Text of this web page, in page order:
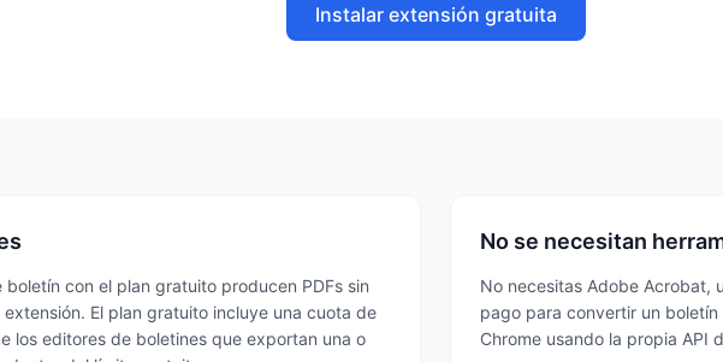
Instalar extensión gratuita
con el plan gratuito producen PDFs sin
El plan gratuito incluye una cuota de
los editores de boletines que exportan una o
No se necesitan
No necesitas Adobe Acrobat,
pago para convertir un boletín
Chrome usando la propia API